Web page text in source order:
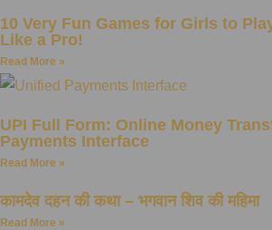
10 Very Fun Games for Girls to
Like a Pro!
Read More »
UPI Full Form: Online Money
Payments Interface
Read More »
कामदेव दहन की कथा – भगवान शिव की महिमा
Read More »